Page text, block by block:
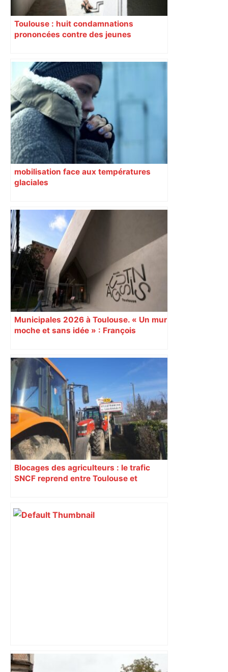
Toulouse : huit condamnations
prononcées contre des jeunes
mobilisation face aux températures
glaciales
Municipales 2026 à Toulouse. « Un mur
moche et sans idée » : François
Augustins
Blocages des agriculteurs : le trafic
SNCF reprend entre Toulouse et
les agriculteurs manifestent malgré les